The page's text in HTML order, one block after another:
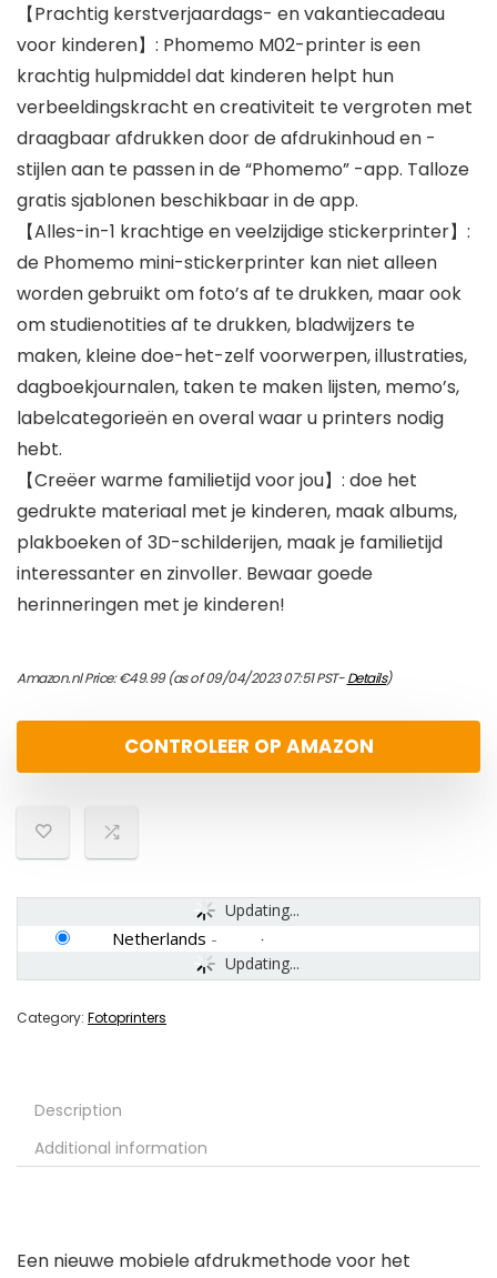
【Prachtig kerstverjaardags- en vakantiecadeau
voor kinderen】: Phomemo M02-printer is een
krachtig hulpmiddel dat kinderen helpt hun
verbeeldingskracht en creativiteit te vergroten met
draagbaar afdrukken door de afdrukinhoud en -
stijlen aan te passen in de “Phomemo” -app. Talloze
gratis sjablonen beschikbaar in de app.
【Alles-in-1 krachtige en veelzijdige stickerprinter】:
de Phomemo mini-stickerprinter kan niet alleen
worden gebruikt om foto’s af te drukken, maar ook
om studienotities af te drukken, bladwijzers te
maken, kleine doe-het-zelf voorwerpen, illustraties,
dagboekjournalen, taken te maken lijsten, memo’s,
labelcategorieën en overal waar u printers nodig
hebt.
【Creëer warme familietijd voor jou】: doe het
gedrukte materiaal met je kinderen, maak albums,
plakboeken of 3D-schilderijen, maak je familietijd
interessanter en zinvoller. Bewaar goede
herinneringen met je kinderen!
Amazon.nl Price:€49.99(as of 09/04/2023 07:51 PST-Details)
CONTROLEER OP AMAZON
Updating...
Updating...
Netherlands -
Category: Fotoprinters
Description
Additional information
Een nieuwe mobiele afdrukmethode voor het